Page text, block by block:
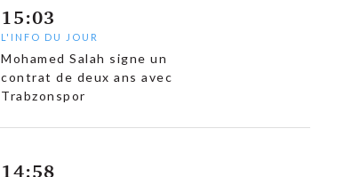
15:03
L'INFO DU JOUR
Mohamed Salah signe un
contrat de deux ans avec
Trabzonspor
14:58